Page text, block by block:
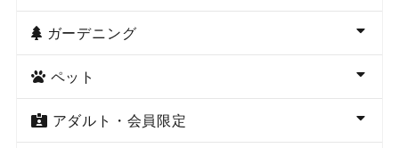
ガーデニング
ペット
アダルト・会員限定